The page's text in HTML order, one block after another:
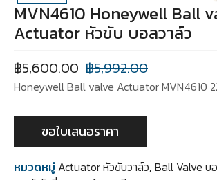
MVN4610 Honeywell Ball
Actuator หัวขับ บอลวาล์ว
฿5,992.00
฿5,600.00
Honeywell Ball valve Actuator MVN4610
ขอใบเสนอราคา
หมวดหมู่ Actuator หัวขับวาล์ว, Ball Valve บ